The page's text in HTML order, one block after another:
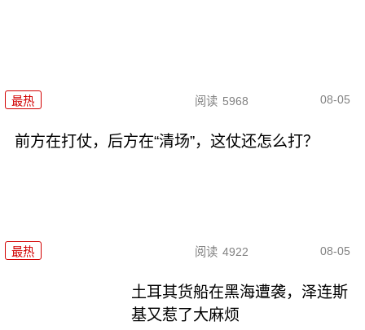
最热 阅读 5968 08-05
前方在打仗，后方在“清场”，这仗还怎么打？
最热 阅读 4922 08-05
土耳其货船在黑海遭袭，泽连斯
基又惹了大麻烦